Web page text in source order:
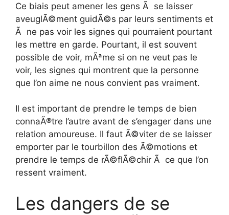
Ce biais peut amener les gens Ã se laisser
aveuglÃ©ment guidÃ©s par leurs sentiments et
Ã ne pas voir les signes qui pourraient pourtant
les mettre en garde. Pourtant, il est souvent
possible de voir, mÃªme si on ne veut pas le
voir, les signes qui montrent que la personne
que l’on aime ne nous convient pas vraiment.
Il est important de prendre le temps de bien
connaÃ®tre l’autre avant de s’engager dans une
relation amoureuse. Il faut Ã©viter de se laisser
emporter par le tourbillon des Ã©motions et
prendre le temps de rÃ©flÃ©chir Ã ce que l’on
ressent vraiment.
Les dangers de se